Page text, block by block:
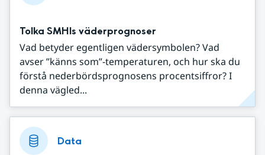
Tolka SMHIs väderprognoser
Vad betyder egentligen vädersymbolen? Vad
avser ”känns som”-temperaturen, och hur ska du
förstå nederbördsprognosens procentsiffror? I
denna vägled...
Data